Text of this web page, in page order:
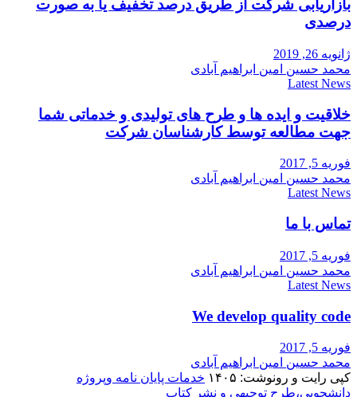
بازاریابی شرکت از طریق درصد تخفیف یا به صورت
درصدی
ژانویه 26, 2019
محمد حسین امین ابراهیم آبادی
Latest News
خلاقیت و ایده ها و طرح های تولیدی و خدماتی شما
جهت مطالعه توسط کارشناسان شرکت
فوریه 5, 2017
محمد حسین امین ابراهیم آبادی
Latest News
تماس با ما
فوریه 5, 2017
محمد حسین امین ابراهیم آبادی
Latest News
We develop quality code
فوریه 5, 2017
محمد حسین امین ابراهیم آبادی
کپی رایت و رونوشت: ۱۴۰۵
خدمات پایان نامه وپروژه
دانشجویی،طرح توجیهی و نشر کتاب